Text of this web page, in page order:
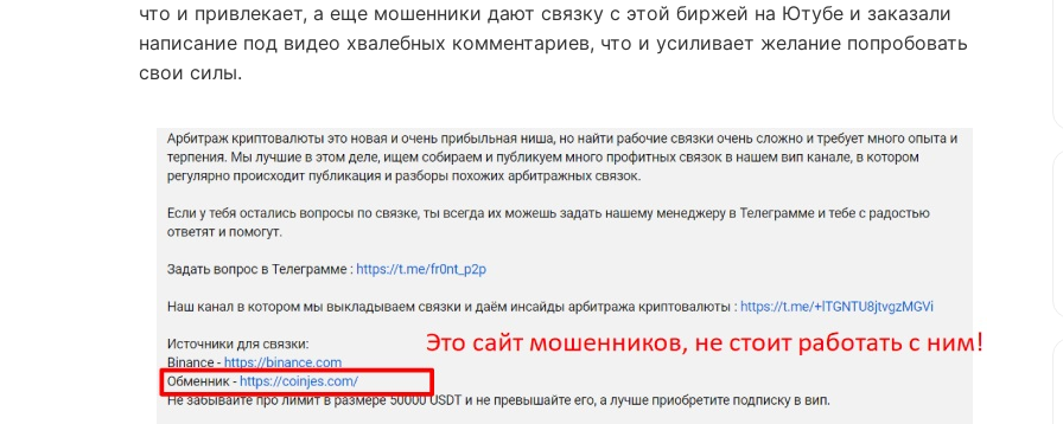
что и привлекает, а еще мошенники дают связку с этой биржей на Ютубе и заказали
написание под видео хвалебных комментариев, что и усиливает желание попробовать
свои силы.